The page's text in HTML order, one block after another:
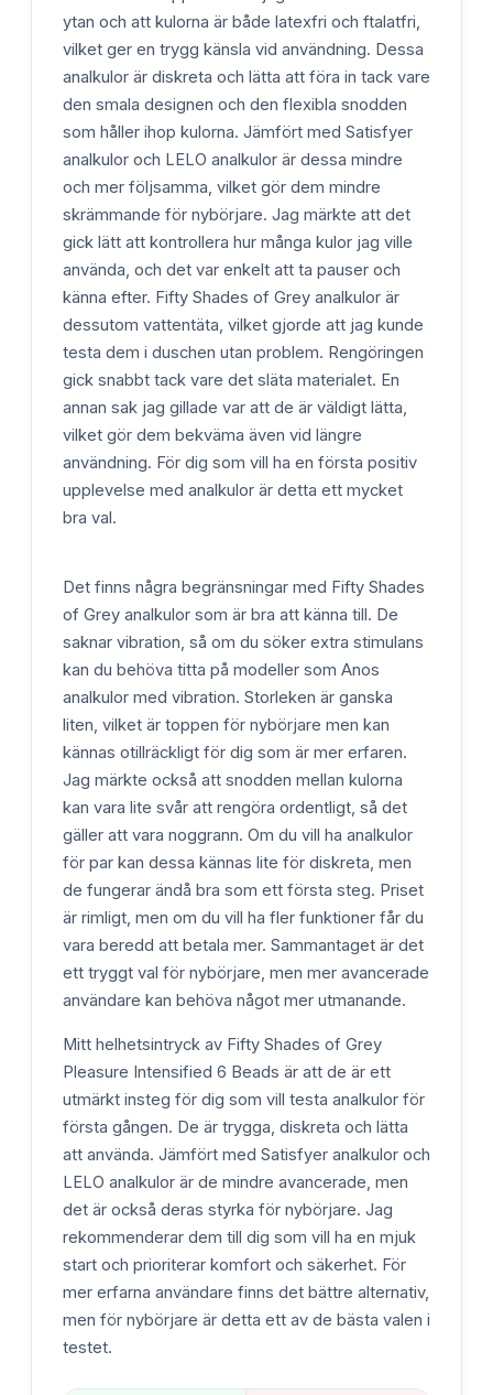
ytan och att kulorna är både latexfri och ftalatfri,
vilket ger en trygg känsla vid användning. Dessa
analkulor är diskreta och lätta att föra in tack vare
den smala designen och den flexibla snodden
som håller ihop kulorna. Jämfört med Satisfyer
analkulor och LELO analkulor är dessa mindre
och mer följsamma, vilket gör dem mindre
skrämmande för nybörjare. Jag märkte att det
gick lätt att kontrollera hur många kulor jag ville
använda, och det var enkelt att ta pauser och
känna efter. Fifty Shades of Grey analkulor är
dessutom vattentäta, vilket gjorde att jag kunde
testa dem i duschen utan problem. Rengöringen
gick snabbt tack vare det släta materialet. En
annan sak jag gillade var att de är väldigt lätta,
vilket gör dem bekväma även vid längre
användning. För dig som vill ha en första positiv
upplevelse med analkulor är detta ett mycket
bra val.
Det finns några begränsningar med Fifty Shades
of Grey analkulor som är bra att känna till. De
saknar vibration, så om du söker extra stimulans
kan du behöva titta på modeller som Anos
analkulor med vibration. Storleken är ganska
liten, vilket är toppen för nybörjare men kan
kännas otillräckligt för dig som är mer erfaren.
Jag märkte också att snodden mellan kulorna
kan vara lite svår att rengöra ordentligt, så det
gäller att vara noggrann. Om du vill ha analkulor
för par kan dessa kännas lite för diskreta, men
de fungerar ändå bra som ett första steg. Priset
är rimligt, men om du vill ha fler funktioner får du
vara beredd att betala mer. Sammantaget är det
ett tryggt val för nybörjare, men mer avancerade
användare kan behöva något mer utmanande.
Mitt helhetsintryck av Fifty Shades of Grey
Pleasure Intensified 6 Beads är att de är ett
utmärkt insteg för dig som vill testa analkulor för
första gången. De är trygga, diskreta och lätta
att använda. Jämfört med Satisfyer analkulor och
LELO analkulor är de mindre avancerade, men
det är också deras styrka för nybörjare. Jag
rekommenderar dem till dig som vill ha en mjuk
start och prioriterar komfort och säkerhet. För
mer erfarna användare finns det bättre alternativ,
men för nybörjare är detta ett av de bästa valen i
testet.